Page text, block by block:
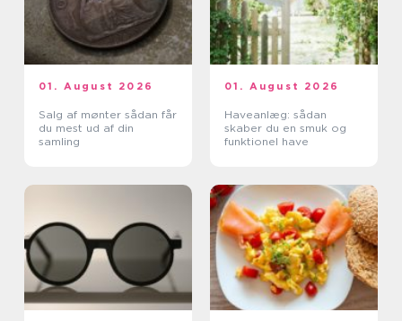
01. August 2026
Salg af mønter sådan får
du mest ud af din
samling
01. August 2026
Haveanlæg: sådan
skaber du en smuk og
funktionel have